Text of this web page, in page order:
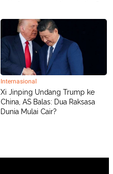
Internasional
Xi Jinping Undang Trump ke
China, AS Balas: Dua Raksasa
Dunia Mulai Cair?